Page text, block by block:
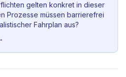
gelten konkret in dieser
Prozesse müssen barrierefrei
Fahrplan aus?